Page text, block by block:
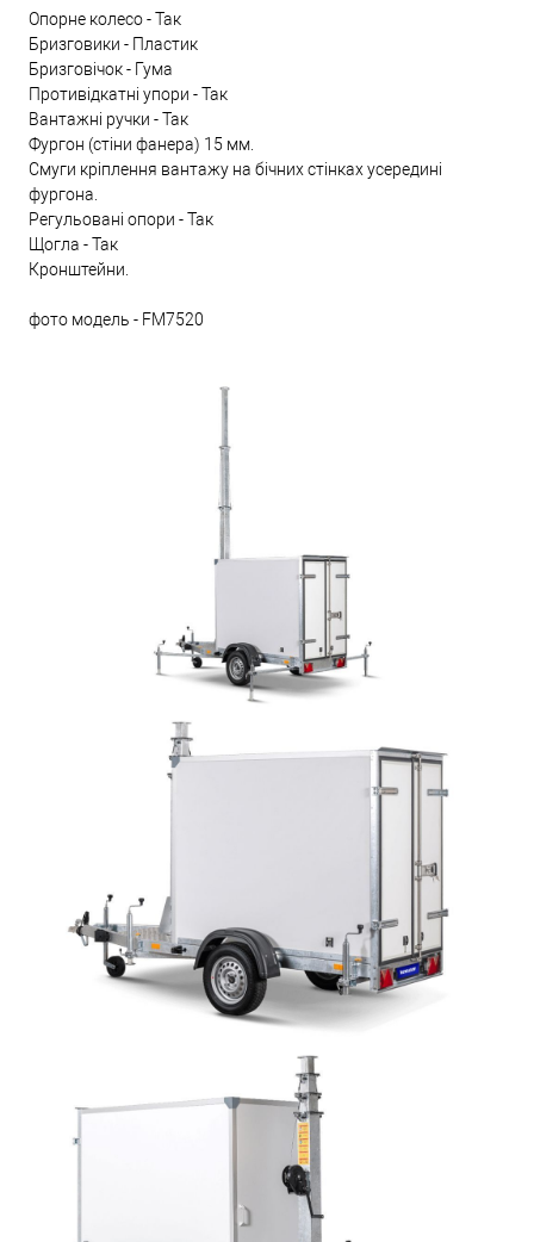
Опорне колесо - Так
Бризговики - Пластик
Бризговічок - Гума
Противідкатні упори - Так
Вантажні ручки - Так
Фургон (стіни фанера) 15 мм.
Смуги кріплення вантажу на бічних стінках усередині
фургона.
Регульовані опори - Так
Щогла - Так
Кронштейни.
фото модель - FM7520